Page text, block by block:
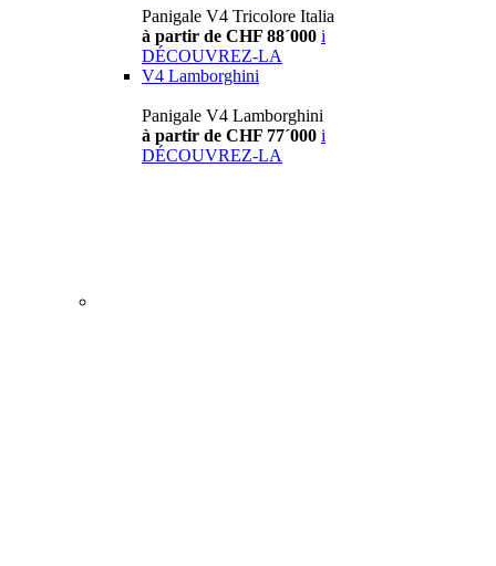
Panigale V4 Tricolore Italia
à partir de CHF 88´000 i
DÉCOUVREZ-LA
V4 Lamborghini
Panigale V4 Lamborghini
à partir de CHF 77´000 i
DÉCOUVREZ-LA